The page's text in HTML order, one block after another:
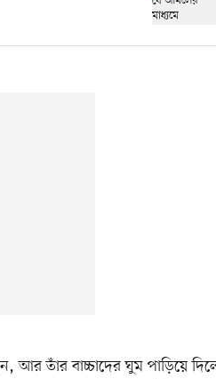
আর তাঁর বাচ্চাদের ঘুম পাড়িয়ে